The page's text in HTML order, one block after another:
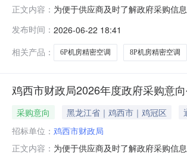
正文内容： 为便于供应商及时了解政府采购信
精密空调5.2300002026年06月无
发布时间： 2026-06-22 18:41
相关产品：
6P机房精密空调 8P机房精密空调
鸡西市财政局2026年度政府采购意
采购意向 黑龙江省｜鸡西市｜鸡冠区
招标单位： 鸡西市财政局
正文内容： 为便于供应商及时了解政府采购信